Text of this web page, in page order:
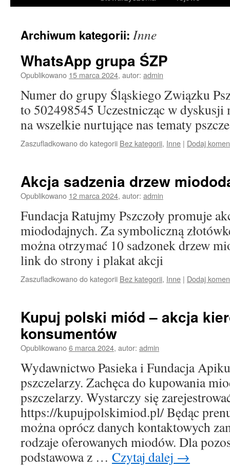
Archiwum kategorii: Inne
WhatsApp grupa ŚZP
Opublikowano 15 marca 2024, autor: admin
Numer do grupy Śląskiego Związku
to 502498545 Uczestnicząc w dyskusji
na wszelkie nurtujące nas tematy
Zaszufladkowano do kategorii Bez kategorii, Inne | Dodaj
Akcja sadzenia drzew
Opublikowano 12 marca 2024, autor: admin
Fundacja Ratujmy Pszczoły promuje
miododajnych. Za symboliczną
można otrzymać 10 sadzonek drzew
link do strony i plakat akcji
Zaszufladkowano do kategorii Bez kategorii, Inne | Dodaj
Kupuj polski miód – akcja
konsumentów
Opublikowano6 marca 2024, autor: admin
Wydawnictwo Pasieka i Fundacja
pszczelarzy. Zachęca do kupowania
pszczelarzy. Wystarczy się
https://kupujpolskimiod.pl/ Będąc
można oprócz danych kontaktowych
rodzaje oferowanych miodów. Dla
podstawowa z … Czytaj dalej →